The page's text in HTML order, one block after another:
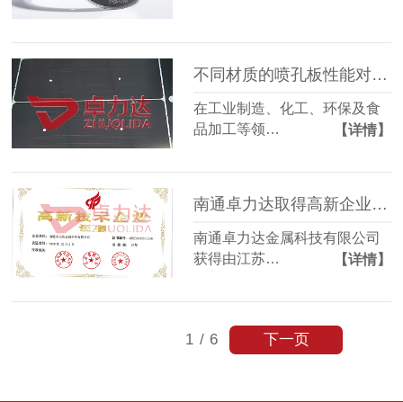
不同材质的喷孔板性能对比？
在工业制造、化工、环保及食
品加工等领…
【详情】
南通卓力达取得高新企业证书
南通卓力达金属科技有限公司
获得由江苏…
【详情】
1 / 6 下一页